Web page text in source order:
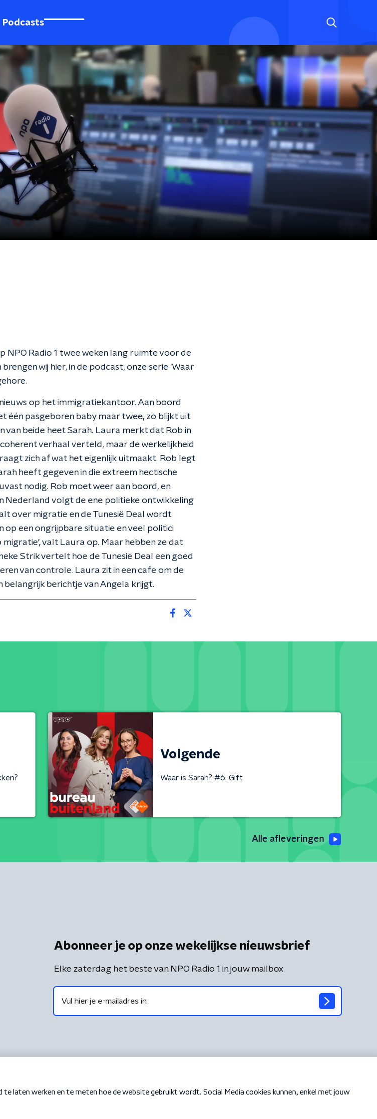
Podcasts
NPO Radio 1 twee weken lang ruimte voor de
wij hier, in de podcast, onze serie 'Waar
op het immigratiekantoor. Aan boord
één pasgeboren baby maar twee, zo blijkt uit
van beide heet Sarah. Laura merkt dat Rob in
verhaal verteld, maar de werkelijkheid
zich af wat het eigenlijk uitmaakt. Rob legt
heeft gegeven in die extreem hectische
nodig. Rob moet weer aan boord, en
Nederland volgt de ene politieke ontwikkeling
over migratie en de Tunesië Deal wordt
op een ongrijpbare situatie en veel politici
migratie’, valt Laura op. Maar hebben ze dat
Strik vertelt hoe de Tunesië Deal een goed
van controle. Laura zit in een cafe om de
belangrijk berichtje van Angela krijgt.
Volgende
Waar is Sarah? #6: Gift
Alle afleveringen
Abonneer je op onze wekelijkse nieuwsbrief
Elke zaterdag het beste van NPO Radio 1 in jouw mailbox